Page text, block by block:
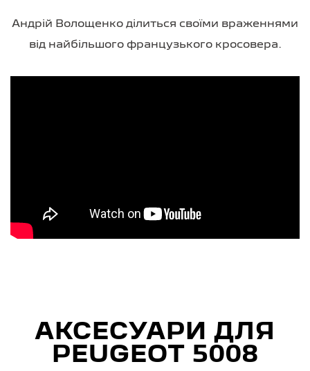
Андрій Волощенко ділиться своїми враженнями
від найбільшого французького кросовера.
АКСЕСУАРИ ДЛЯ
PEUGEOT 5008